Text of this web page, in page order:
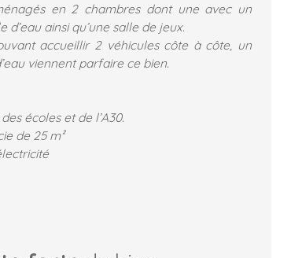
en 2 chambres dont une avec un
d’eau ainsi qu’une salle de jeux.
accueillir 2 véhicules côte à côte, un
viennent parfaire ce bien.
écoles et de l’A30.
de 25 m²